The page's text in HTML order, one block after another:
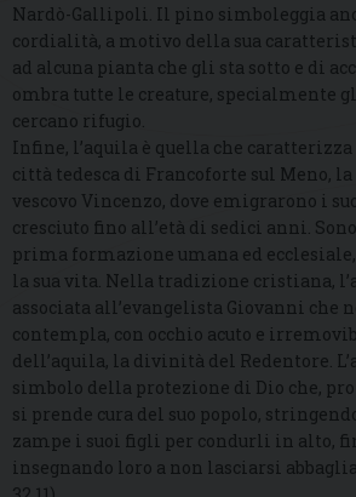
Nardò-Gallipoli. Il pino simboleggia
cordialità, a motivo della sua
ad alcuna pianta che gli sta sotto e di
ombra tutte le creature, specialmente
cercano rifugio.
Infine, l’aquila è quella che
città tedesca di Francoforte sul Meno,
vescovo Vincenzo, dove emigrarono i
cresciuto fino all’età di sedici anni.
prima formazione umana ed
la sua vita. Nella tradizione cristiana,
associata all’evangelista Giovanni che
contempla, con occhio acuto e
dell’aquila, la divinità del Redentore.
simbolo della protezione di Dio che,
si prende cura del suo popolo,
zampe i suoi figli per condurli in alto,
insegnando loro a non lasciarsi